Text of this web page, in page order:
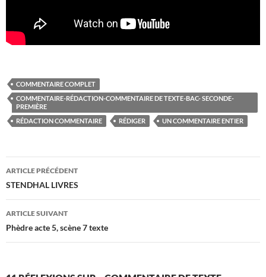
COMMENTAIRE COMPLET
COMMENTAIRE-RÉDACTION-COMMENTAIRE DE TEXTE-BAC- SECONDE-
PREMIÈRE
RÉDACTION COMMENTAIRE
RÉDIGER UN COMMENTAIRE ENTIER
Navigation
des
articles
ARTICLE PRÉCÉDENT
STENDHAL LIVRES
ARTICLE SUIVANT
Phèdre acte 5, scène 7 texte